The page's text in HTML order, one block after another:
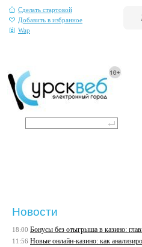
Сделать стартовой
Добавить в избранное
Wap
Новости
18:00 Бонусы без отыгрыша в казино:
11:56 Новые онлайн-казино: как